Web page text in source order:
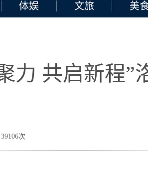
体娱 文旅 美
力 共启新程”
次